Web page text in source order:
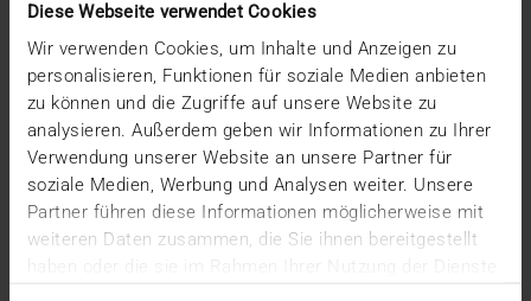
Diese Webseite verwendet Cookies
Wir verwenden Cookies, um Inhalte und Anzeigen zu
personalisieren, Funktionen für soziale Medien anbieten
zu können und die Zugriffe auf unsere Website zu
analysieren. Außerdem geben wir Informationen zu Ihrer
Verwendung unserer Website an unsere Partner für
soziale Medien, Werbung und Analysen weiter. Unsere
Partner führen diese Informationen möglicherweise mit
weiteren Daten zusammen, die Sie ihnen bereitgestellt
03.07.2017
Nicht gerade zimperlich, aber mit einem
sympathischen Augenzwinkern präsentierte Autor,
Kolumnist,…
VISUS HEALTH IT
MEHR ERFAHREN